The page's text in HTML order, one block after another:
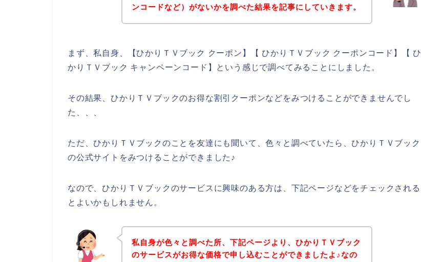
ンコードなど）がないかを調べた結果を記事にしていきます。
まず、私自身、【ひかりＴＶブック クーポン】【 ひかりＴＶブック クーポンコード】【 ひ
かりＴＶブック キャンペーンコード】という感じで調べてみることにしました。
その結果、ひかりＴＶブックのお得な割引クーポンなどをみつけることができませんでし
た、、、
ただ、ひかりＴＶブックのことを友達にも聞いて、色々と調べていたら、ひかりＴＶブック
の公式サイトをみつけることができました♪
なので、ひかりＴＶブックのサービスに興味のある方は、下記ページなどをチェックされる
とよいかもしれません。
私自身が色々と調べた所、下記ページより、ひかりＴＶブック
のサービスがお得な価格で申し込むことができましたよ♪なの